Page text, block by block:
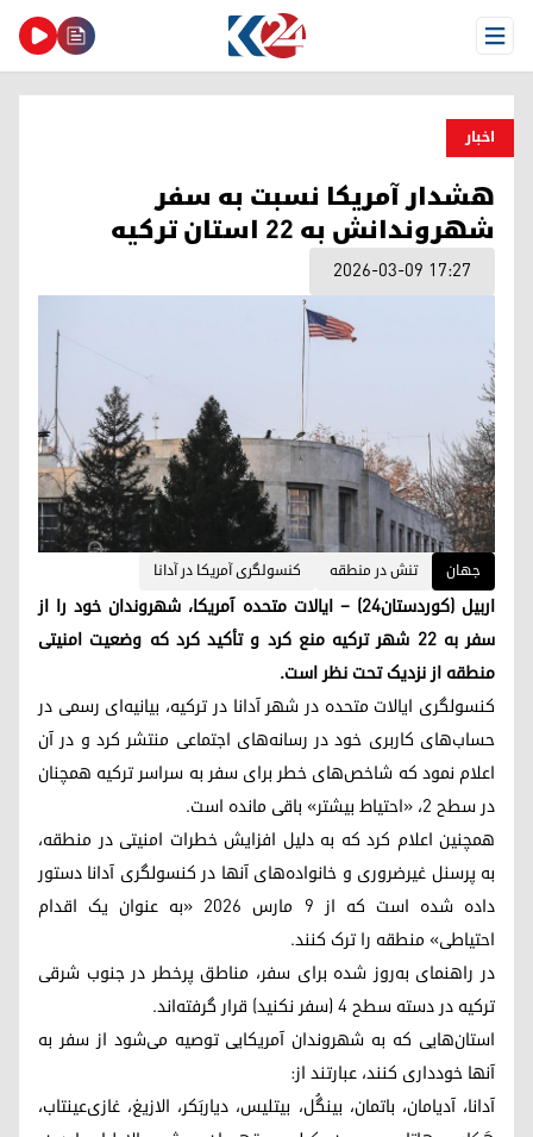
Open Menu
اخبار
هشدار آمریکا نسبت به سفر
شهروندانش به ۲۲ استان ترکیه
2026-03-09 17:27
جهان تنش در منطقه کنسولگری آمریکا در آدانا
اربیل (کوردستان۲۴) – ایالات متحده آمریکا، شهروندان خود را از
سفر به ۲۲ شهر ترکیه منع کرد و تأکید کرد که وضعیت امنیتی
منطقه از نزدیک تحت نظر است.
کنسولگری ایالات متحده در شهر آدانا در ترکیه، بیانیه‌ای رسمی در
حساب‌‌های کاربری خود در رسانه‌های اجتماعی منتشر کرد و در آن
اعلام نمود که شاخص‌های خطر برای سفر به سراسر ترکیه همچنان
در سطح ۲، «احتیاط بیشتر» باقی مانده است.
همچنین اعلام کرد که به دلیل افزایش خطرات امنیتی در منطقه،
به پرسنل غیرضروری و خانواده‌های آنها در کنسولگری آدانا دستور
داده شده است که از ۹ مارس ۲۰۲۶ «به عنوان یک اقدام
احتیاطی» منطقه را ترک کنند.
در راهنمای به‌روز شده برای سفر، مناطق پرخطر در جنوب شرقی
ترکیه در دسته سطح ۴ (سفر نکنید) قرار گرفته‌اند.
استان‌هایی که به شهروندان آمریکایی توصیه می‌شود از سفر به
آنها خودداری کنند، عبارتند از:
آدانا، آدیامان، باتمان، بینگُل، بیتلیس، دیاربَکر، الازیغ، غازی‌عینتاب،